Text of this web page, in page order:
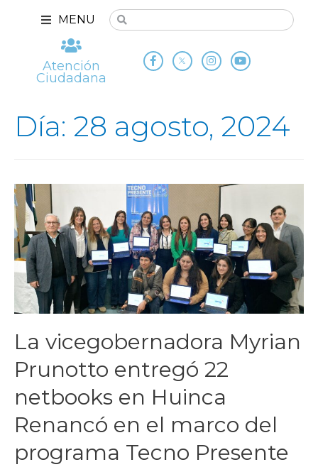
MENU
Atención
Ciudadana
Día: 28 agosto, 2024
La vicegobernadora Myrian
Prunotto entregó 22
netbooks en Huinca
Renancó en el marco del
programa Tecno Presente